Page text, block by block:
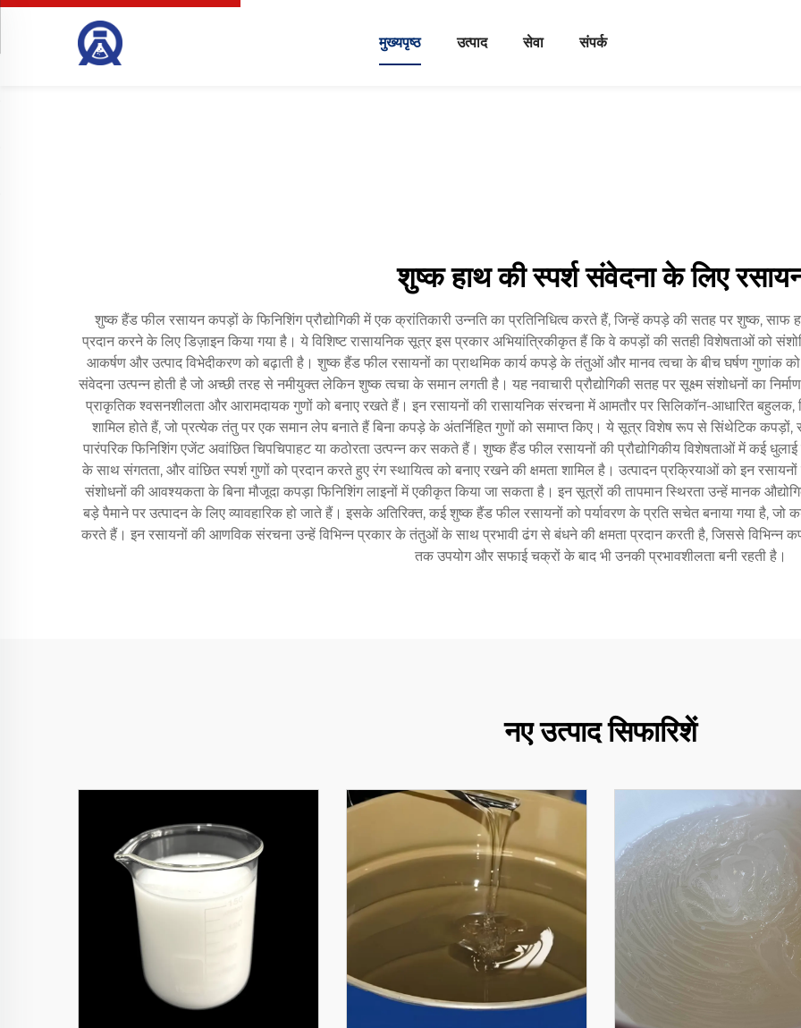
मुख्यपृष्ठ उत्पाद सेवा संपर्क
शुष्क हाथ की स्पर्श संवेदना के लिए
शुष्क हैंड फील रसायन कपड़ों के फिनिशिंग प्रौद्योगिकी में एक क्रांतिकारी उन्नति का प्रतिनिधित्व करते हैं, जिन्हें कपड़े की सतह पर शुष्क, साफ
प्रदान करने के लिए डिज़ाइन किया गया है। ये विशिष्ट रासायनिक सूत्र इस प्रकार अभियांत्रिकीकृत हैं कि वे कपड़ों की सतही विशेषताओं को
आकर्षण और उत्पाद विभेदीकरण को बढ़ाती है। शुष्क हैंड फील रसायनों का प्राथमिक कार्य कपड़े के तंतुओं और मानव त्वचा के बीच घर्षण गुणांक
संवेदना उत्पन्न होती है जो अच्छी तरह से नमीयुक्त लेकिन शुष्क त्वचा के समान लगती है। यह नवाचारी प्रौद्योगिकी सतह पर सूक्ष्म संशोधनों का
प्राकृतिक श्वसनशीलता और आरामदायक गुणों को बनाए रखते हैं। इन रसायनों की रासायनिक संरचना में आमतौर पर सिलिकॉन-आधारित बहुलक,
शामिल होते हैं, जो प्रत्येक तंतु पर एक समान लेप बनाते हैं बिना कपड़े के अंतर्निहित गुणों को समाप्त किए। ये सूत्र विशेष रूप से सिंथेटिक कपड़ों,
पारंपरिक फिनिशिंग एजेंट अवांछित चिपचिपाहट या कठोरता उत्पन्न कर सकते हैं। शुष्क हैंड फील रसायनों की प्रौद्योगिकीय विशेषताओं में कई
के साथ संगतता, और वांछित स्पर्श गुणों को प्रदान करते हुए रंग स्थायित्व को बनाए रखने की क्षमता शामिल है। उत्पादन प्रक्रियाओं को इन
संशोधनों की आवश्यकता के बिना मौजूदा कपड़ा फिनिशिंग लाइनों में एकीकृत किया जा सकता है। इन सूत्रों की तापमान स्थिरता उन्हें मानक
बड़े पैमाने पर उत्पादन के लिए व्यावहारिक हो जाते हैं। इसके अतिरिक्त, कई शुष्क हैंड फील रसायनों को पर्यावरण के प्रति सचेत बनाया गया है, जो
करते हैं। इन रसायनों की आणविक संरचना उन्हें विभिन्न प्रकार के तंतुओं के साथ प्रभावी ढंग से बंधने की क्षमता प्रदान करती है, जिससे विभिन्न
तक उपयोग और सफाई चक्रों के बाद भी उनकी प्रभावशीलता बनी रहती है।
नए उत्पाद सिफारिशें